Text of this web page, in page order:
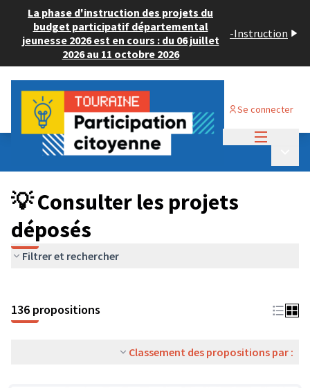
La phase d'instruction des projets du
budget participatif départemental
jeunesse 2026 est en cours : du 06 juillet
2026 au 11 octobre 2026
-Instruction
Se connecter
Budget Participatif JEUNESSE 2024
💡 Consulter les projets déposés
💡 Consulter les projets
déposés
Filtrer et rechercher
136 propositions
Classement des propositions par :